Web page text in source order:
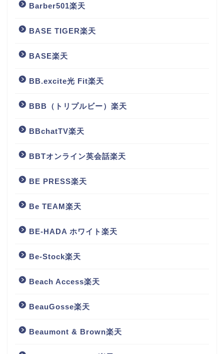
Barber501楽天
BASE TIGER楽天
BASE楽天
BB.excite光 Fit楽天
BBB（トリプルビー）楽天
BBchatTV楽天
BBTオンライン英会話楽天
BE PRESS楽天
Be TEAM楽天
BE-HADA ホワイト楽天
Be-Stock楽天
Beach Access楽天
BeauGosse楽天
Beaumont & Brown楽天